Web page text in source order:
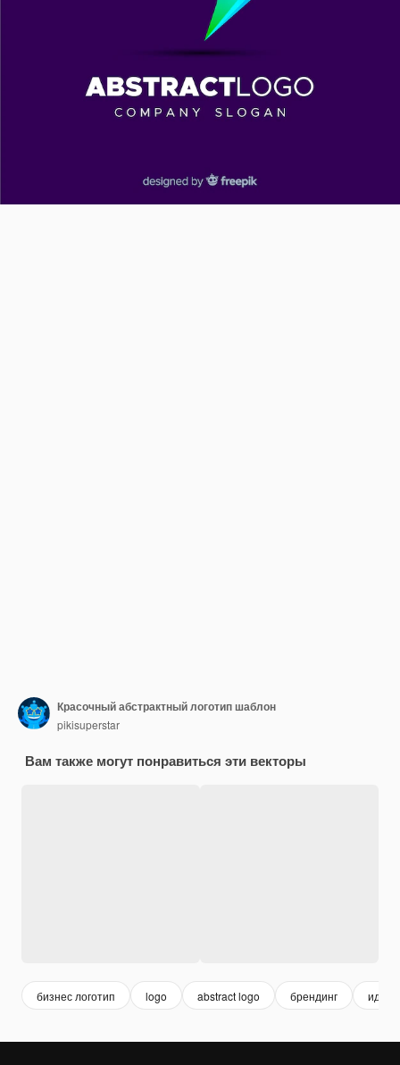
Красочный абстрактный логотип шаблон
pikisuperstar
Вам также могут понравиться эти векторы
бизнес логотип logo abstract logo брендинг